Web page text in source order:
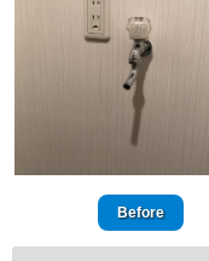
Before